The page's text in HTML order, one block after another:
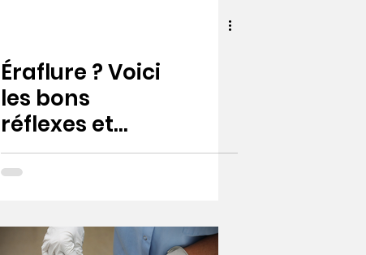
Éraflure ? Voici
les bons
réflexes et
ceux à éviter
pour une
plus rapide.